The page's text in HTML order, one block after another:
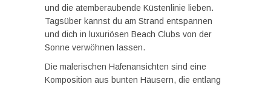
und die atemberaubende Küstenlinie lieben.
Tagsüber kannst du am Strand entspannen
und dich in luxuriösen Beach Clubs von der
Sonne verwöhnen lassen.
Die malerischen Hafenansichten sind eine
Komposition aus bunten Häusern, die entlang